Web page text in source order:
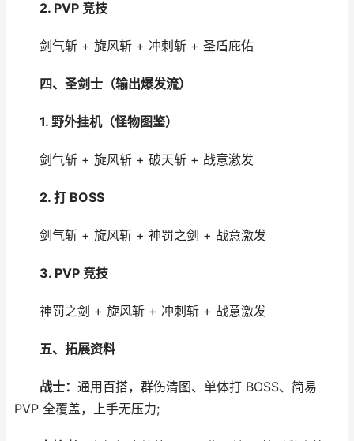
2. PVP 竞技
剑气斩 + 旋风斩 + 冲刺斩 + 圣盾庇佑
四、圣剑士（输出爆发流）
1. 野外挂机（怪物图鉴）
剑气斩 + 旋风斩 + 破天斩 + 战意激发
2. 打 BOSS
剑气斩 + 旋风斩 + 神罚之剑 + 战意激发
3. PVP 竞技
神罚之剑 + 旋风斩 + 冲刺斩 + 战意激发
五、拓展资料
战士： 通用百搭，群伤清图、单体打 BOSS、简易
PVP 全覆盖，上手无压力;